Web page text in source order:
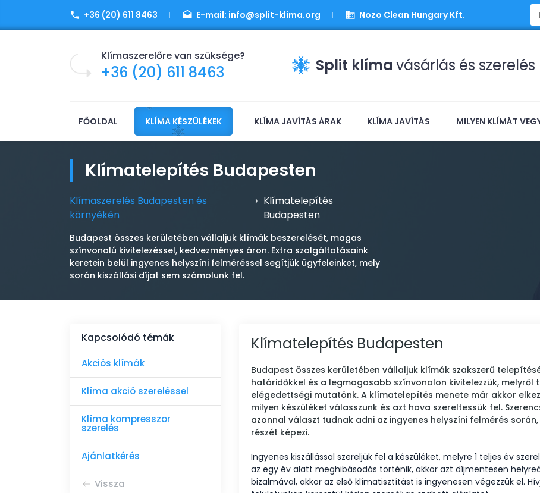
+36 (20) 611 8463 E-mail: info@split-klima.org Nozo Clean Hungary Kft.
Klímaszerelőre van szüksége?
+36 (20) 611 8463 Split klíma vásárlás és szerelés
FŐOLDAL KLÍMA KÉSZÜLÉKEK KLÍMA JAVÍTÁS ÁRAK KLÍMA JAVÍTÁS MILYEN KLÍMÁT
Klímatelepítés Budapesten
Klímaszerelés Budapesten és
környékén
› Klímatelepítés
Budapesten
Budapest összes kerületében vállaljuk klímák beszerelését, magas
színvonalú kivitelezéssel, kedvezményes áron. Extra szolgáltatásaink
keretein belül ingyenes helyszíni felméréssel segítjük ügyfeleinket, mely
során kiszállási díjat sem számolunk fel.
Kapcsolódó témák
Akciós klímák
Klíma akció szereléssel
Klíma kompresszor
szerelés
Ajánlatkérés
Vissza
Klímatelepítés Budapesten
Budapest összes kerületében vállaljuk klímák szakszerű
határidőkkel és a legmagasabb színvonalon kivitelezzük, melyről
elégedettségi mutatónk. A klímatelepítés menete már akkor
milyen készüléket válasszunk és azt hova szereltessük fel.
azonnal választ tudnak adni az ingyenes helyszíni felmérés
részét képezi.
Ingyenes kiszállással szereljük fel a készüléket, melyre 1 teljes év
az egy év alatt meghibásodás történik, akkor azt díjmentesen
bizalmával, akkor az első klímatisztítást is ingyenesen végezzük el.